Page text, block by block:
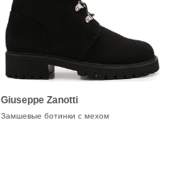
Giuseppe Zanotti
Замшевые ботинки с мехом